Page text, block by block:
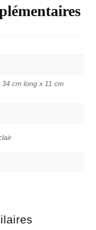
cm long x 11 cm